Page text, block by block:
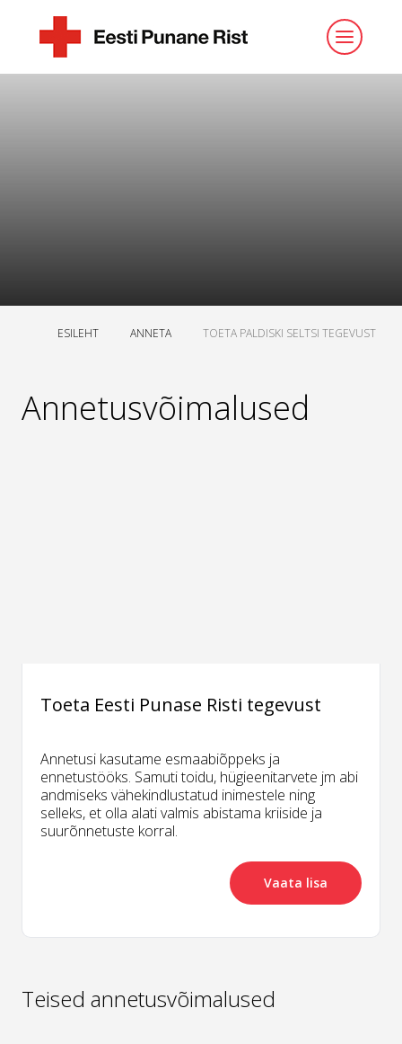
ESILEHT ANNETA TOETA PALDISKI SELTSI TEGEVUST
Annetusvõimalused
Toeta Eesti Punase Risti tegevust
Annetusi kasutame esmaabiõppeks ja
ennetustööks. Samuti toidu, hügieenitarvete jm abi
andmiseks vähekindlustatud inimestele ning
selleks, et olla alati valmis abistama kriiside ja
suurõnnetuste korral.
Vaata lisa
Teised annetusvõimalused